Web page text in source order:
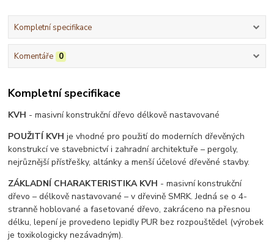
Kompletní specifikace
Komentáře 0
Kompletní specifikace
KVH - masivní konstrukční dřevo délkově nastavované
POUŽITÍ KVH je vhodné pro použití do moderních dřevěných
konstrukcí ve stavebnictví i zahradní architektuře – pergoly,
nejrůznější přístřešky, altánky a menší účelové dřevěné stavby.
ZÁKLADNÍ CHARAKTERISTIKA KVH - masivní konstrukční
dřevo – délkově nastavované – v dřevině SMRK. Jedná se o 4-
stranně hoblované a fasetované dřevo, zakráceno na přesnou
délku, lepení je provedeno lepidly PUR bez rozpouštědel (výrobek
je toxikologicky nezávadným).